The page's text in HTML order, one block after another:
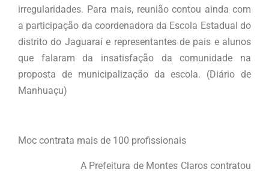
irregularidades. Para mais, reunião contou ainda com
a participação da coordenadora da Escola Estadual do
distrito do Jaguaraí e representantes de pais e alunos
que falaram da insatisfação da comunidade na
proposta de municipalização da escola. (Diário de
Manhuaçu)
Moc contrata mais de 100 profissionais
A Prefeitura de Montes Claros contratou